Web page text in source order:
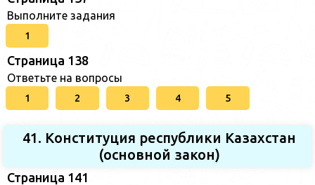
Выполните задания
1
Страница 138
Ответьте на вопросы
1 2 3 4 5
41. Конституция республики Казахстан
(основной закон)
Страница 141